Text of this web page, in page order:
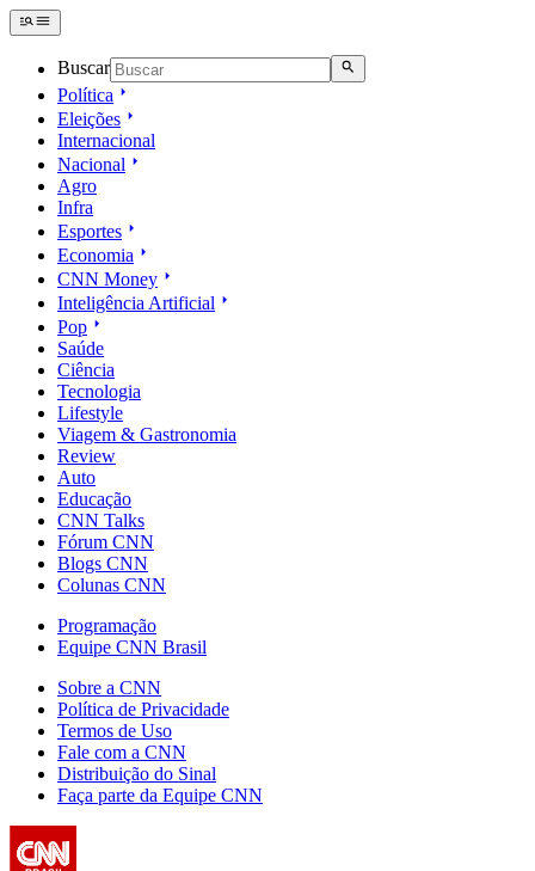
Buscar
Política
Eleições
Internacional
Nacional
Agro
Infra
Esportes
Economia
CNN Money
Inteligência Artificial
Pop
Saúde
Ciência
Tecnologia
Lifestyle
Viagem & Gastronomia
Review
Auto
Educação
CNN Talks
Fórum CNN
Blogs CNN
Colunas CNN
Programação
Equipe CNN Brasil
Sobre a CNN
Política de Privacidade
Termos de Uso
Fale com a CNN
Distribuição do Sinal
Faça parte da Equipe CNN